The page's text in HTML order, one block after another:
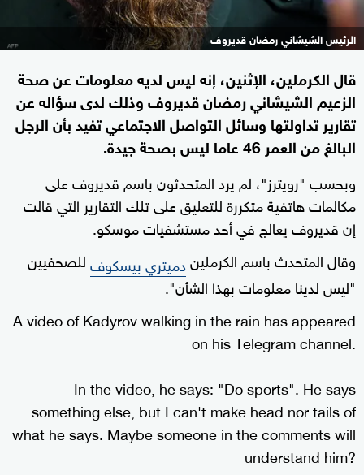
الرئيس الشيشاني رمضان قديروف
قال الكرملين، الإثنين، إنه ليس لديه معلومات عن صحة
الزعيم الشيشاني رمضان قديروف وذلك لدى سؤاله عن
تقارير تداولتها وسائل التواصل الاجتماعي تفيد بأن الرجل
البالغ من العمر 46 عاما ليس بصحة جيدة.
وبحسب "رويترز"، لم يرد المتحدثون باسم قديروف على
مكالمات هاتفية متكررة للتعليق على تلك التقارير التي قالت
إن قديروف يعالج في أحد مستشفيات موسكو.
وقال المتحدث باسم الكرمليندميتري بيسكوفللصحفيين
"ليس لدينا معلومات بهذا الشأن".
A video of Kadyrov walking in the rain has appeared
on his Telegram channel.
In the video, he says: "Do sports". He says
something else, but I can't make head nor tails of
what he says. Maybe someone in the comments will
understand him?